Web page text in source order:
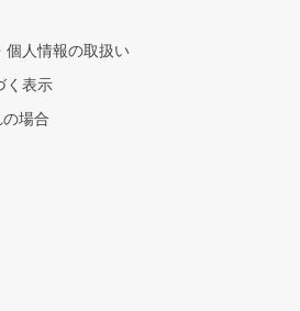
個人情報の取扱い
く表示
場合